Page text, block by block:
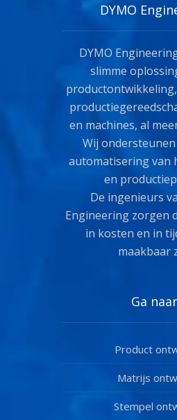
DYMO
DYMO
slimme
en machines, al
Wij
automatisering van
en
De ingenieurs
Engineering zorgen
in kosten en in
maakbaar
Ga
Product
Matrijs
Stempel